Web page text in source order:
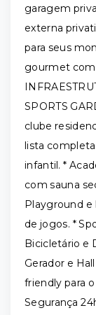
garagem
externa
para seus
gourmet
SPORTS
clube
lista completa
infantil. *
com sauna
Playground e
de jogos. *
Bicicletário e
Gerador e
friendly para
Segurança